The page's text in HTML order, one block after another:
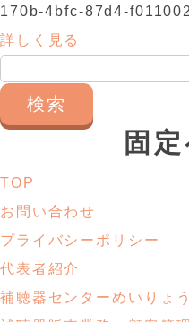
170b-4bfc-87d4-
詳しく見る
索:
固
TOP
お問い合わせ
プライバシーポリシー
代表者紹介
補聴器センターめいりょ